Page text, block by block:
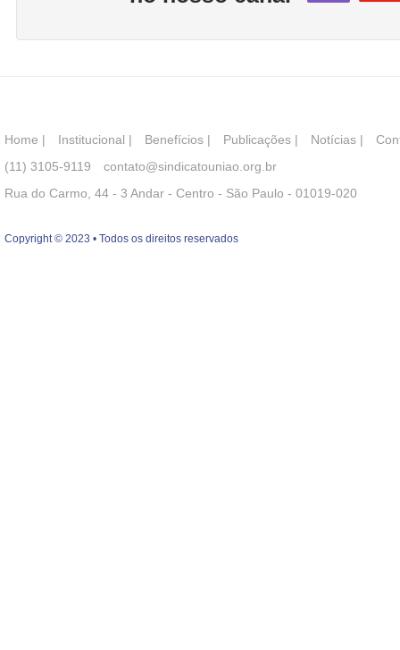
Home | Institucional | Benefícios | Publicações | Notícias |
(11) 3105-9119
contato@sindicatouniao.org.br
Rua do Carmo, 44 - 3 Andar - Centro - São Paulo - 01019-020
Copyright © 2023 • Todos os direitos reservados